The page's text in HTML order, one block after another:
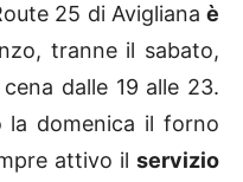
25 di Avigliana è
tranne il sabato,
dalle 19 alle 23.
la domenica il forno
attivo il servizio